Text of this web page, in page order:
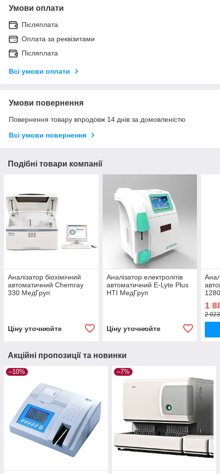
Умови оплати
Післяплата
Оплата за реквізитами
Післяплата
Всі умови оплати
Умови повернення
Повернення товару впродовж 14 днів за домовленістю
Всі умови повернення
Подібні товари компанії
Аналізатор біохімічний
автоматичний Chemray
330 МедГруп
Ціну уточнюйте
Аналізатор електролітів
автоматичний E-Lyte Plus
HTI МедГруп
Ціну уточнюйте
1
2
Акційні пропозиції та новинки
–10% –7%